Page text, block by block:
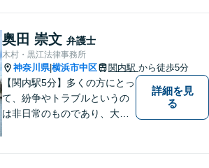
ート！メーカー・建築・教育
など幅広い業種への対応実績
あり！
奥田 崇文 弁護士
木村・黒江法律事務所
神奈川県|横浜市中区 関内駅 から徒歩5分
【関内駅5分】多くの方にとっ
て、紛争やトラブルというの
は非日常のものであり、大き
詳細を見
る